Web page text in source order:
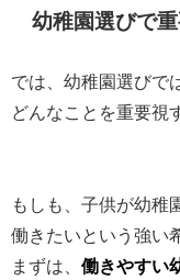
幼稚園選びで
では、幼稚園選びで
どんなことを重要視
もしも、子供が幼稚
働きたいという強い
まずは、 働きやすい